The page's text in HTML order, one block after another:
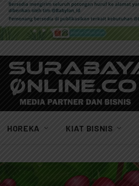
HOREKA KIAT BISNIS